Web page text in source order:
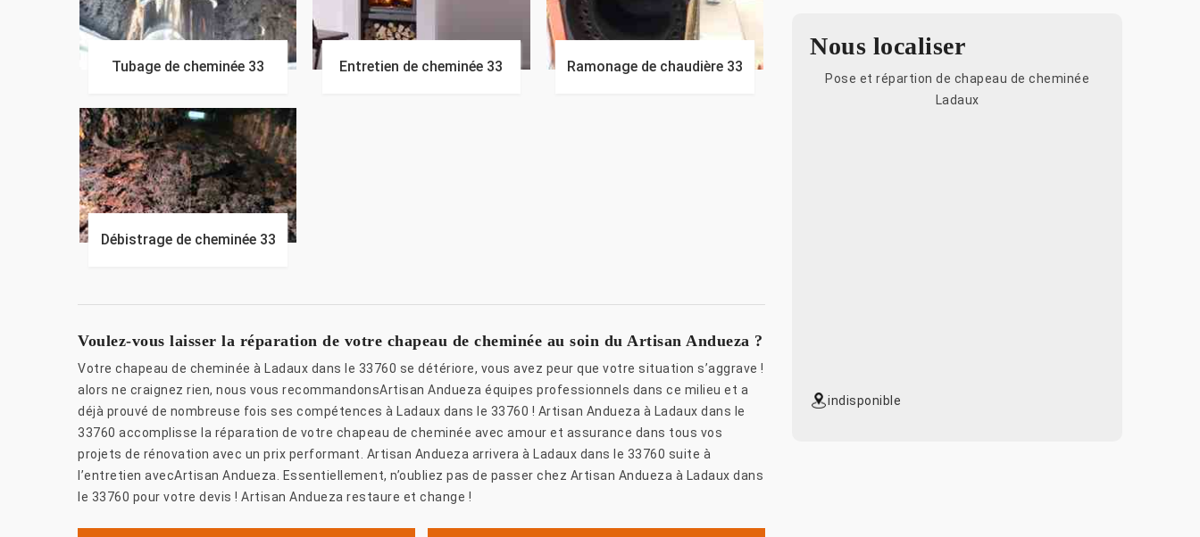
Tubage de cheminée 33 Entretien de cheminée 33 Ramonage de chaudière 33
Débistrage de cheminée 33
Voulez-vous laisser la réparation de votre chapeau de cheminée au soin du Artisan Andueza ?
Votre chapeau de cheminée à Ladaux dans le 33760 se détériore, vous avez peur que votre situation s’aggrave !
alors ne craignez rien, nous vous recommandonsArtisan Andueza équipes professionnels dans ce milieu et a
déjà prouvé de nombreuse fois ses compétences à Ladaux dans le 33760 ! Artisan Andueza à Ladaux dans le
33760 accomplisse la réparation de votre chapeau de cheminée avec amour et assurance dans tous vos
projets de rénovation avec un prix performant. Artisan Andueza arrivera à Ladaux dans le 33760 suite à
l’entretien avecArtisan Andueza. Essentiellement, n’oubliez pas de passer chez Artisan Andueza à Ladaux dans
le 33760 pour votre devis ! Artisan Andueza restaure et change !
Nous localiser
Pose et répartion de chapeau de cheminée
Ladaux
indisponible